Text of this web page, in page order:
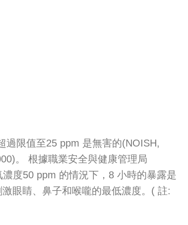
限值至25 ppm 是無害的(NOISH,
。 根據職業安全與健康管理局
度50 ppm 的情況下，8 小時的暴露是
眼睛、鼻子和喉嚨的最低濃度。( 註: